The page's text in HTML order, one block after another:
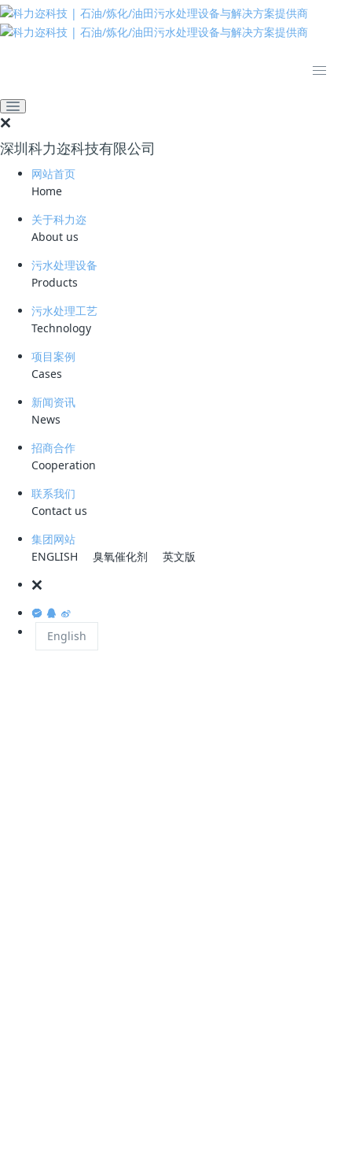
深圳科力迩科技有限公司
网站首页
Home
关于科力迩
About us
污水处理设备
Products
污水处理工艺
Technology
项目案例
Cases
新闻资讯
News
招商合作
Cooperation
联系我们
Contact us
集团网站
ENGLISH
臭氧催化剂 英文版
English
推动绿色发展 建设美丽中国
湖北泰兴市打造绿色未来，
无废城市计划启动
2023-07-21 08:47:51 科力迩
泰兴市人民政府办公室发布了《泰兴市“无废城市”建设工作方案》，该方
案设定了分阶段目标。截至2023年底，将基本实现五大类固体废物管理
机制的合理化。该方案明确了“无废城市”建设的详细目标清单、任务清
单、项目清单和责任清单，同时进一步完善了固体废物管理政策法规制度
预计到2025年底，各类固体废物的减量化、资源化和无害化水平将得到
有效提升，减少污染和碳排放的协同效应将更好地发挥作用。同时，将建
设覆盖工业、农业、生活等各领域的“无废城市”信息化平台，并明显提升
固体废物治理体系和治理能力，全面完成“无废城市”建设的各项任务。
截至2030年底，预计固体废物信息系统将全面构建成“一张网”，并实现专
业化的收运处置体系全面建设。区域产生的固体废物强度将稳步下降，固
体废物的综合利用水平将得到全面提升，减少污染和碳排放的协同效应将
明显增强。在这个过程中，“无废”理念将得到全社会广泛认同。
来源：中国环境网